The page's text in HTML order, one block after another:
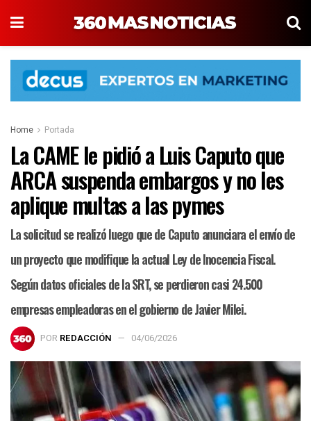
Home Portada
La CAME le pidió a Luis Caputo que
ARCA suspenda embargos y no les
aplique multas a las pymes
La solicitud se realizó luego que de Caputo anunciara el envío de
un proyecto que modifique la actual Ley de Inocencia Fiscal.
Según datos oficiales de la SRT, se perdieron casi 24.500
empresas empleadoras en el gobierno de Javier Milei.
POR REDACCIÓN 04/06/2026